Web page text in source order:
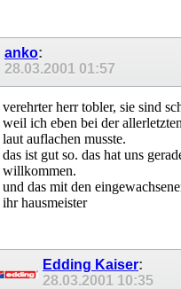
anko:
28.03.2001 01:57
verehrter herr tobler, sie sind
weil ich eben bei der
laut auflachen musste.
das ist gut so. das hat uns
willkommen.
und das mit den
ihr hausmeister
Edding Kaiser:
28.03.2001 10:35